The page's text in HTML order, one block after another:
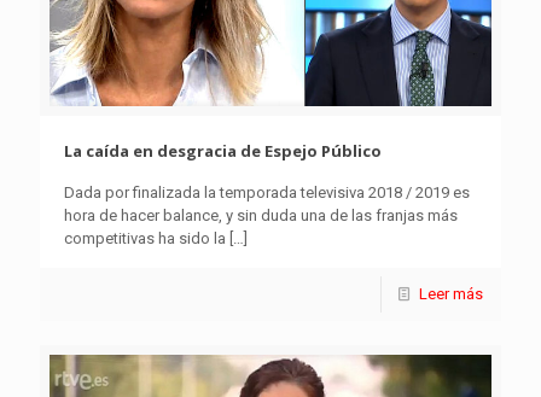
La caída en desgracia de Espejo Público
Dada por finalizada la temporada televisiva 2018 / 2019 es
hora de hacer balance, y sin duda una de las franjas más
competitivas ha sido la […]
Leer más